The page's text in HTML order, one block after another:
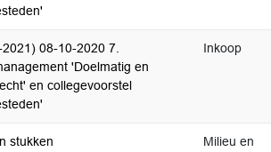
08-10-2020 7.
'Doelmatig en
en collegevoorstel
Inkoop
stukken
Milieu en